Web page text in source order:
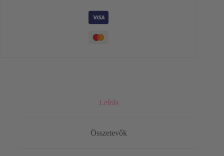
Leírás
Összetevők